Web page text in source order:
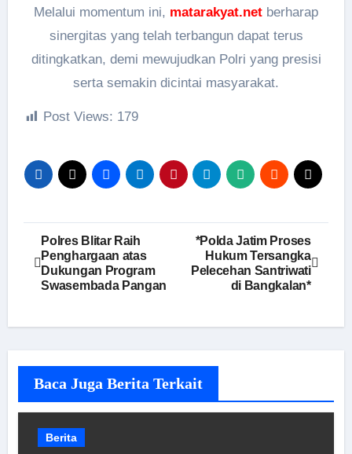
Melalui momentum ini, matarakyat.net berharap
sinergitas yang telah terbangun dapat terus
ditingkatkan, demi mewujudkan Polri yang presisi
serta semakin dicintai masyarakat.
Post Views: 179
Navigasi
pos
Polres Blitar Raih
Penghargaan atas
Dukungan Program
Swasembada Pangan
*Polda Jatim Proses
Hukum Tersangka
Pelecehan Santriwati
di Bangkalan*
Baca Juga Berita Terkait
Berita